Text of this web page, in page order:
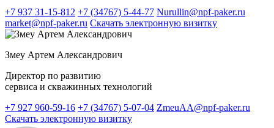
+7 937 31-15-812 +7 (34767) 5-44-77 Nurullin@npf-paker.ru
market@npf-paker.ru Скачать электронную визитку
Змеу Артем Александрович
Директор по развитию
сервиса и скважинных технологий
+7 927 960-59-16 +7 (34767) 5-07-04 ZmeuAA@npf-paker.ru
Скачать электронную визитку